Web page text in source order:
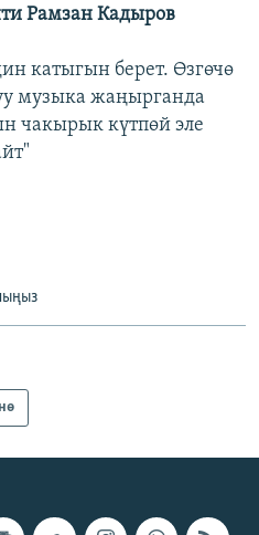
Рамзан Кадыров
катыгын берет. Өзгөчө
музыка жаңырганда
чакырык күтпөй эле